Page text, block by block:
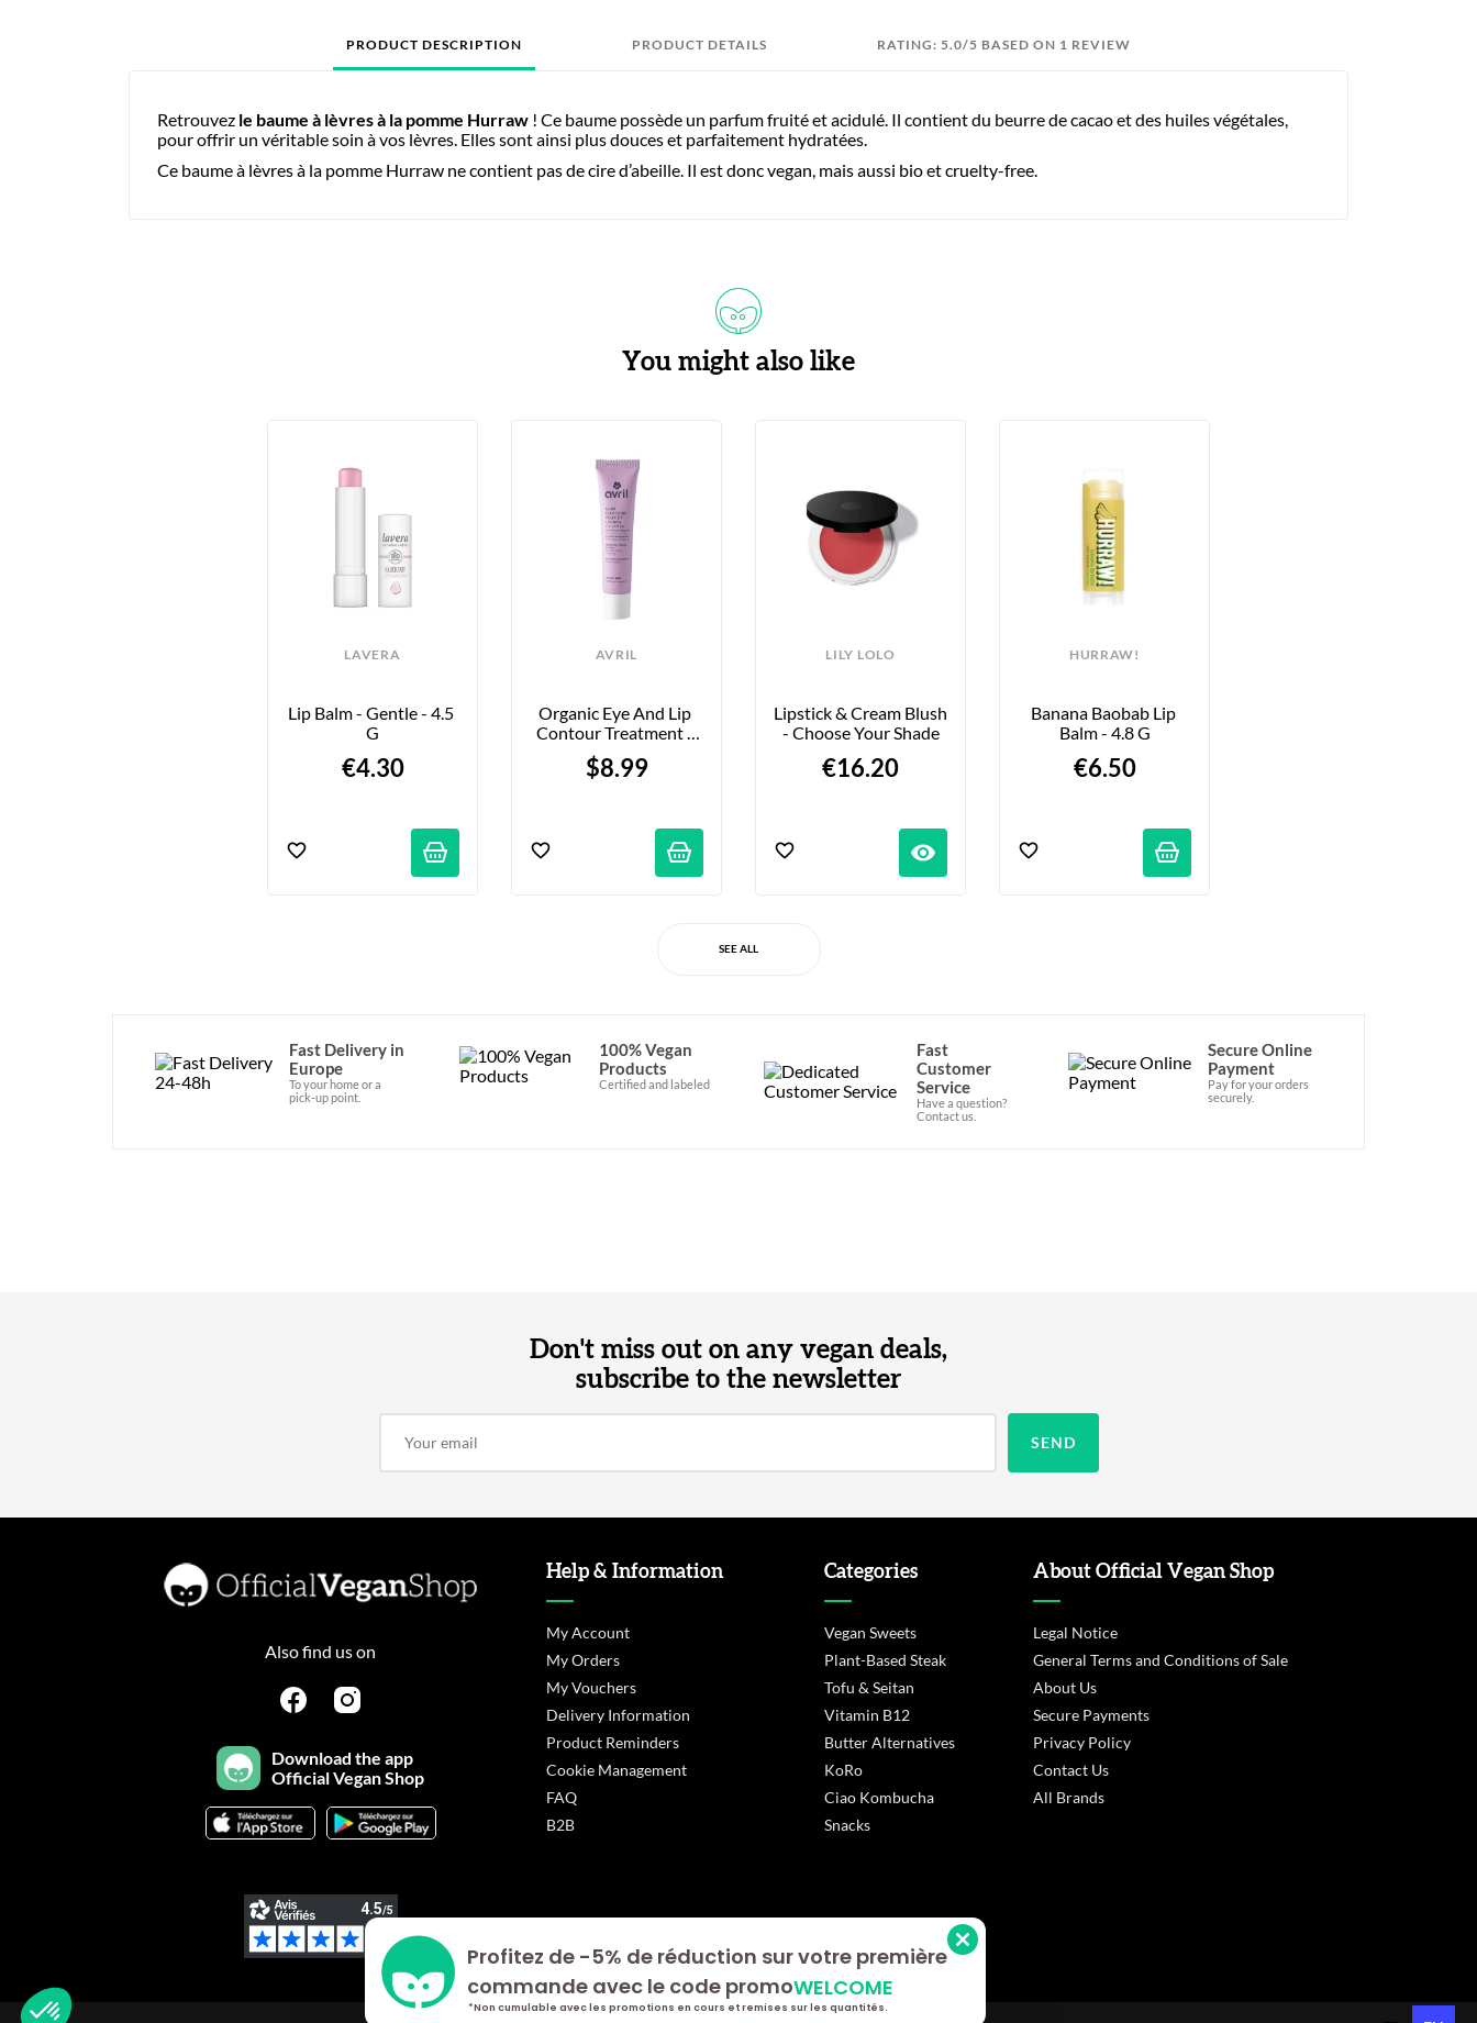
PRODUCT DESCRIPTION PRODUCT DETAILS RATING: 5.0/5 BASED ON 1 REVIEW
Retrouvez le baume à lèvres à la pomme Hurraw ! Ce baume possède un parfum fruité et acidulé. Il contient du beurre de cacao et des huiles végétales,
pour offrir un véritable soin à vos lèvres. Elles sont ainsi plus douces et parfaitement hydratées.
Ce baume à lèvres à la pomme Hurraw ne contient pas de cire d’abeille. Il est donc vegan, mais aussi bio et cruelty-free.
You might also like
LAVERA
Lip Balm - Gentle - 4.5
G
€4.30
AVRIL
Organic Eye And Lip
Contour Treatment -
40 Ml
$8.99
LILY LOLO
Lipstick & Cream Blush
- Choose Your Shade
€16.20
visibility
HURRAW!
Banana Baobab Lip
Balm - 4.8 G
€6.50
SEE ALL
Fast Delivery in
Europe
To your home or a
pick-up point.
100% Vegan
Products
Certified and labeled
Fast
Customer
Service
Have a question?
Contact us.
Secure Online
Payment
Pay for your orders
securely.
Don't miss out on any vegan deals,
subscribe to the newsletter
Also find us on
Download the app
Official Vegan Shop
Help & Information
My Account
My Orders
My Vouchers
Delivery Information
Product Reminders
Cookie Management
FAQ
B2B
Categories
Vegan Sweets
Plant-Based Steak
Tofu & Seitan
Vitamin B12
Butter Alternatives
KoRo
Ciao Kombucha
Snacks
About Official Vegan Shop
Legal Notice
General Terms and Conditions of Sale
About Us
Secure Payments
Privacy Policy
Contact Us
All Brands
Plateforme de Gestion du Consentement : Personnalisez vos Options
Notre plateforme vous permet d'adapter et de gérer vos paramètres de confidentialité, en garantissant la conformité avec les réglementations. Personnalisez vos préférences pour
Profitez de -5% de réduction sur votre première
commande avec le code promo
*Non cumulable avec les promotions en cours et remises sur les quantités.
WELCOME